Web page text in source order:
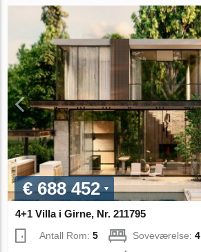
€ 688 452
4+1 Villa i Girne, Nr. 211795
Antall Rom:5 Soveværelse:4